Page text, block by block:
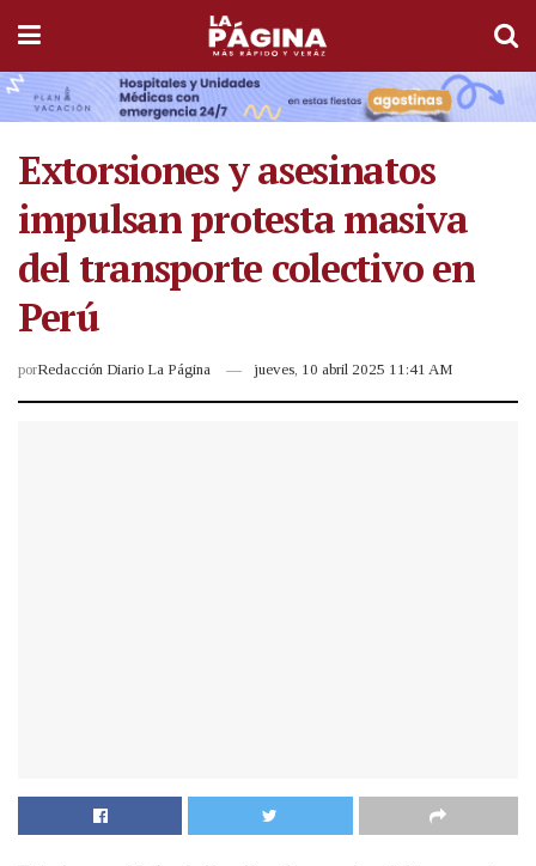
Extorsiones y asesinatos
impulsan protesta masiva
del transporte colectivo en
Perú
porRedacción Diario La Página jueves, 10 abril 2025 11:41 AM